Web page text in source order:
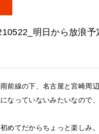
明日から放浪予
前線の下、名古屋と宮崎周辺
なっていないみたいなので
めてだからちょっと楽しみ。